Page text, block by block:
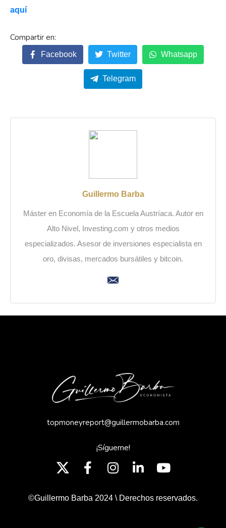
aquí
Facebook Twitter Whatsapp
Telegram
Guillermo Barba
Máster en Economía de la Escuela Austríaca. Autor en
Alto Nivel, Investing.com y otros medios
especializados. Asesor de inversiones especialista en
oro, divisas, mercados bursátiles y bitcoin.
topmoneyreport@guillermobarba.com
¡Sígueme!
©Guillermo Barba 2024 \ Derechos reservados.